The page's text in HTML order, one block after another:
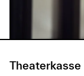
Theaterkasse